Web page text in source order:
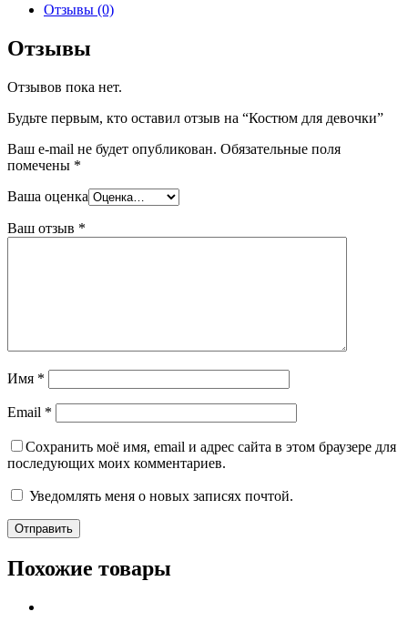
Отзывы (0)
Отзывы
Отзывов пока нет.
Будьте первым, кто оставил отзыв на “Костюм для девочки”
Ваш e-mail не будет опубликован. Обязательные поля
помечены *
Ваша оценка
Ваш отзыв *
Имя *
Email *
Сохранить моё имя, email и адрес сайта в этом браузере для
последующих моих комментариев.
Уведомлять меня о новых записях почтой.
Похожие товары